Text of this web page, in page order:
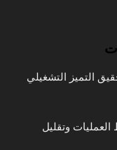
التميز التشغيلي
وتقليل